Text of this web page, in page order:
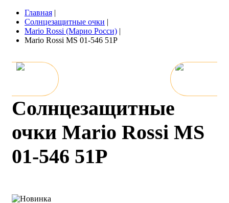
Главная |
Солнцезащитные очки |
Mario Rossi (Марио Росси) |
Mario Rossi MS 01-546 51P
Солнцезащитные
очки Mario Rossi MS
01-546 51P